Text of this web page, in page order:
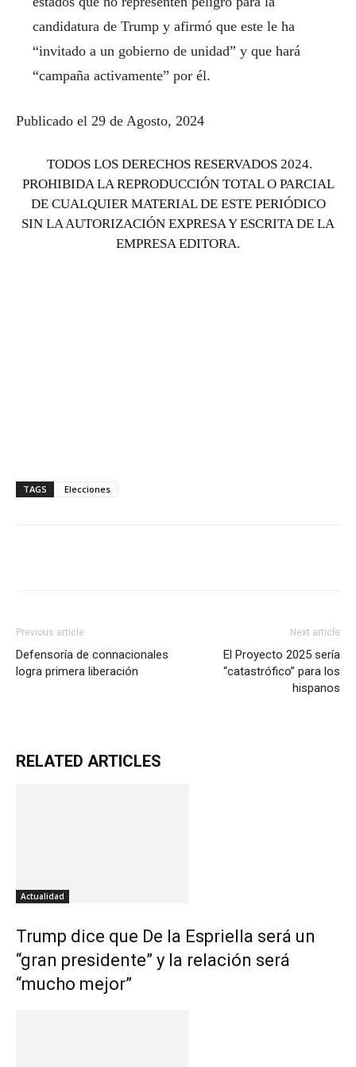
candidatura de Trump y afirmó que este le ha
“invitado a un gobierno de unidad” y que hará
“campaña activamente” por él.
Publicado el 29 de Agosto, 2024
TODOS LOS DERECHOS RESERVADOS 2024.
PROHIBIDA LA REPRODUCCIÓN TOTAL O PARCIAL
DE CUALQUIER MATERIAL DE ESTE PERIÓDICO
SIN LA AUTORIZACIÓN EXPRESA Y ESCRITA DE LA
EMPRESA EDITORA.
TAGS Elecciones
Previous article
Defensoría de connacionales
logra primera liberación
Next article
El Proyecto 2025 sería
“catastrófico” para los
hispanos
RELATED ARTICLES
Actualidad
Trump dice que De la Espriella será un
“gran presidente” y la relación será
“mucho mejor”